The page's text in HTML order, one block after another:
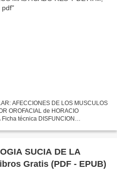
AFECCIONES DE LOS MUSCULOS
OROFACIAL de HORACIO
Ficha técnica DISFUNCION
HORACIO...
SUCIA DE LA
Gratis (PDF - EPUB)